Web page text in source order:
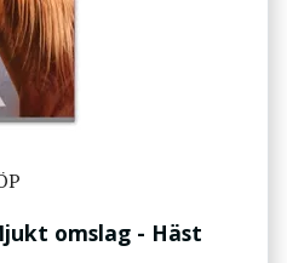
omslag - Häst